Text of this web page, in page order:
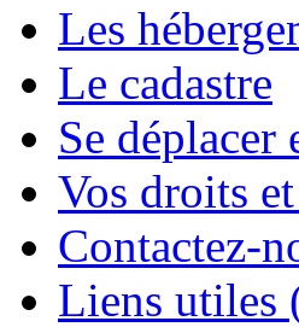
Les
Le cadastre
Se
Vos droits
Contactez-
Liens utiles